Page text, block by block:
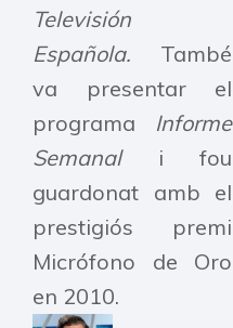
Televisión
Española. També
va presentar el
programa Informe
Semanali fou
guardonat amb el
prestigiós premi
Micrófono de Oro
en 2010.